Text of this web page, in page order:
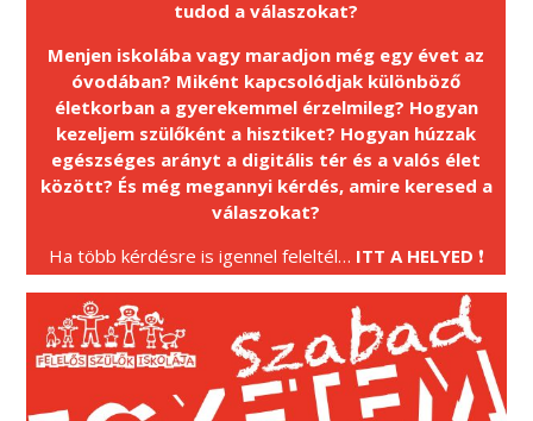
tudod a válaszokat?
Menjen iskolába vagy maradjon még egy évet az
óvodában? Miként kapcsolódjak különböző
életkorban a gyerekemmel érzelmileg? Hogyan
kezeljem szülőként a hisztiket? Hogyan húzzak
egészséges arányt a digitális tér és a valós élet
között? És még megannyi kérdés, amire keresed a
válaszokat?
Ha több kérdésre is igennel feleltél… ITT A HELYED ❗️